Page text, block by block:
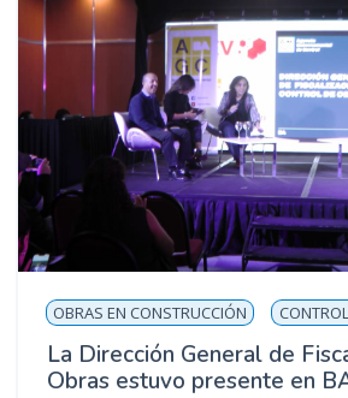
OBRAS EN CONSTRUCCIÓN
La Dirección General de
Obras estuvo presente en